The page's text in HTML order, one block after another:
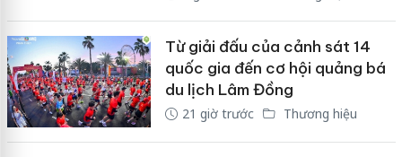
Từ giải đấu của cảnh sát 14
quốc gia đến cơ hội quảng bá
du lịch Lâm Đồng
21 giờ trước Thương hiệu